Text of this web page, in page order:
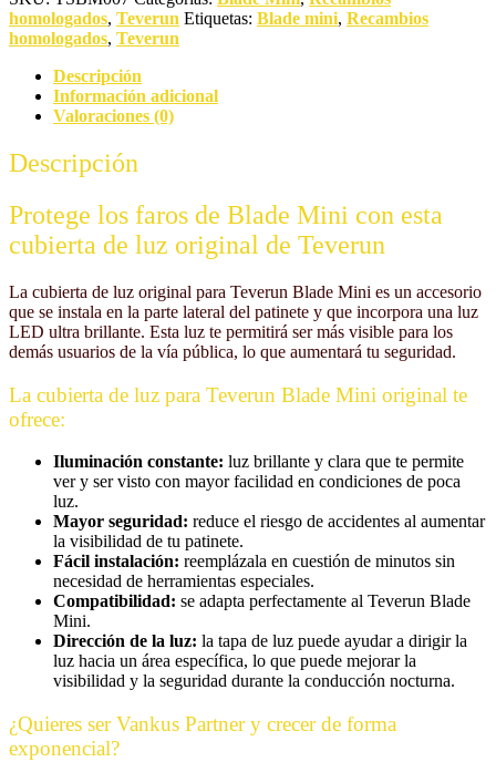
original
Teverun
Blade
Mini
cantidad
homologados, Teverun Etiquetas: Blade mini, Recambios
homologados, Teverun
Descripción
Información adicional
Valoraciones (0)
Descripción
Protege los faros de Blade Mini con esta
cubierta de luz original de Teverun
La cubierta de luz original para Teverun Blade Mini es un accesorio
que se instala en la parte lateral del patinete y que incorpora una luz
LED ultra brillante. Esta luz te permitirá ser más visible para los
demás usuarios de la vía pública, lo que aumentará tu seguridad.
La cubierta de luz para Teverun Blade Mini original te
ofrece:
Iluminación constante: luz brillante y clara que te permite
ver y ser visto con mayor facilidad en condiciones de poca
luz.
Mayor seguridad: reduce el riesgo de accidentes al aumentar
la visibilidad de tu patinete.
Fácil instalación: reemplázala en cuestión de minutos sin
necesidad de herramientas especiales.
Compatibilidad: se adapta perfectamente al Teverun Blade
Mini.
Dirección de la luz: la tapa de luz puede ayudar a dirigir la
luz hacia un área específica, lo que puede mejorar la
visibilidad y la seguridad durante la conducción nocturna.
¿Quieres ser Vankus Partner y crecer de forma
exponencial?